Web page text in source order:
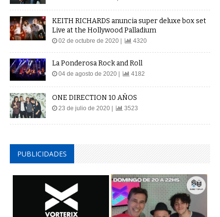
KEITH RICHARDS anuncia super deluxe box set
Live at the Hollywood Palladium
02 de octubre de 2020 | 4320
La Ponderosa Rock and Roll
04 de agosto de 2020 | 4182
ONE DIRECTION 10 AÑOS
23 de julio de 2020 | 3523
PUBLICIDADES